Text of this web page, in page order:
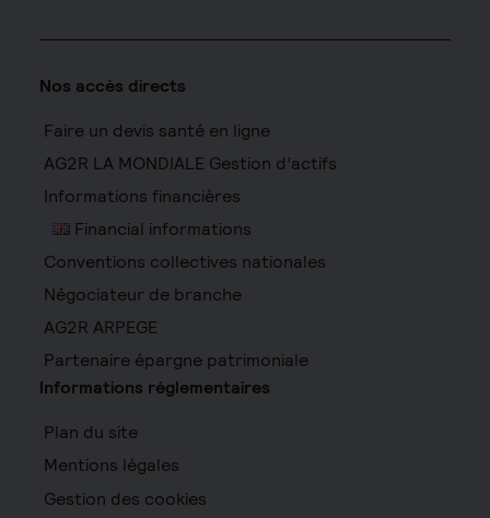
Nos accès directs
Faire un devis santé en ligne
AG2R LA MONDIALE Gestion d’actifs
Informations financières
Financial informations
Conventions collectives nationales
Négociateur de branche
AG2R ARPEGE
Partenaire épargne patrimoniale
Informations réglementaires
Plan du site
Mentions légales
Gestion des cookies